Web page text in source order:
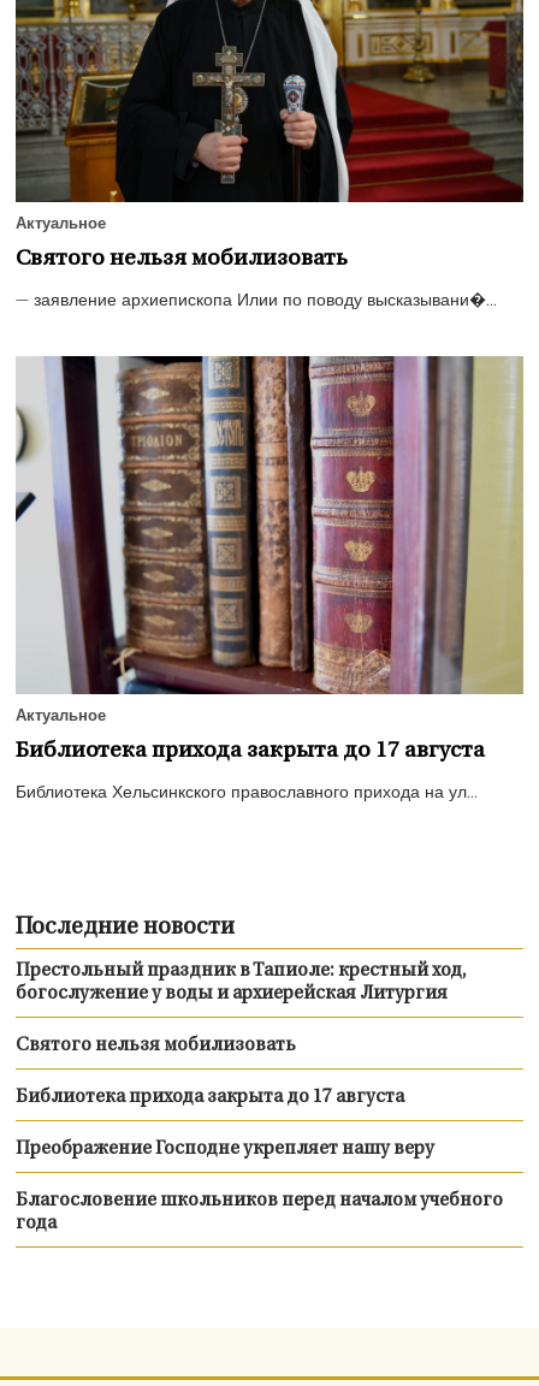
Актуальное
Святого нельзя мобилизовать
— заявление архиепископа Илии по поводу высказывани�...
Актуальное
Библиотека прихода закрыта до 17 августа
Библиотека Хельсинкского православного прихода на ул...
Последние новости
Престольный праздник в Тапиоле: крестный ход,
богослужение у воды и архиерейская Литургия
Святого нельзя мобилизовать
Библиотека прихода закрыта до 17 августа
Преображение Господне укрепляет нашу веру
Благословение школьников перед началом учебного
года